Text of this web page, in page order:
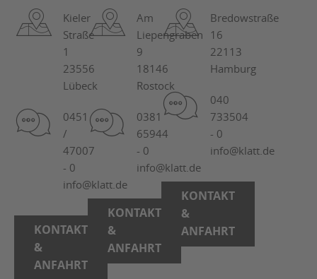
Kieler
Straße
1
23556
Lübeck
0451
/
47007
- 0
info@klatt.de
KONTAKT
&
ANFAHRT
Am
Liepengraben
9
18146
Rostock
0381
65944
- 0
info@klatt.de
KONTAKT
&
ANFAHRT
Bredowstraße
16
22113
Hamburg
040
733504
- 0
info@klatt.de
KONTAKT
&
ANFAHRT